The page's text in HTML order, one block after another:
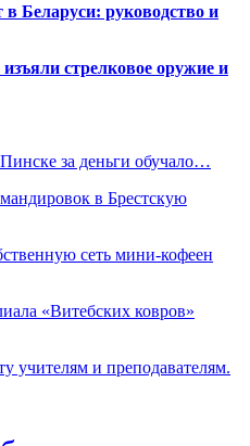
Беларуси: руководство и
стрелковое оружие и
за деньги обучало…
в Брестскую
сеть мини-кофеен
«Витебских ковров»
учителям и преподавателям.